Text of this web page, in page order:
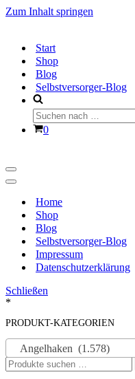
Zum Inhalt springen
Start
Shop
Blog
Selbstversorger-Blog
Suchen
nach …
Warenkorb
0
Navigationsmenü
Navigationsmenü
Home
Shop
Blog
Selbstversorger-Blog
Impressum
Datenschutzerklärung
Schließen
*
PRODUKT-KATEGORIEN
Angelhaken (1.578)
Suchen
nach …